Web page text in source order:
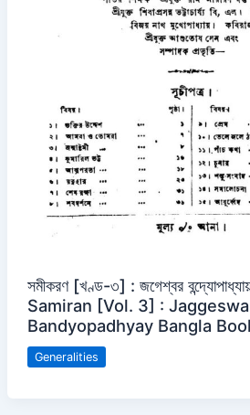
সমীকরণ [খণ্ড-৩] : জগেশ্বর বন্দ্যোপাধ্যায়
Samiran [Vol. 3] :
Bandyopadhyay Bangla
Generalities